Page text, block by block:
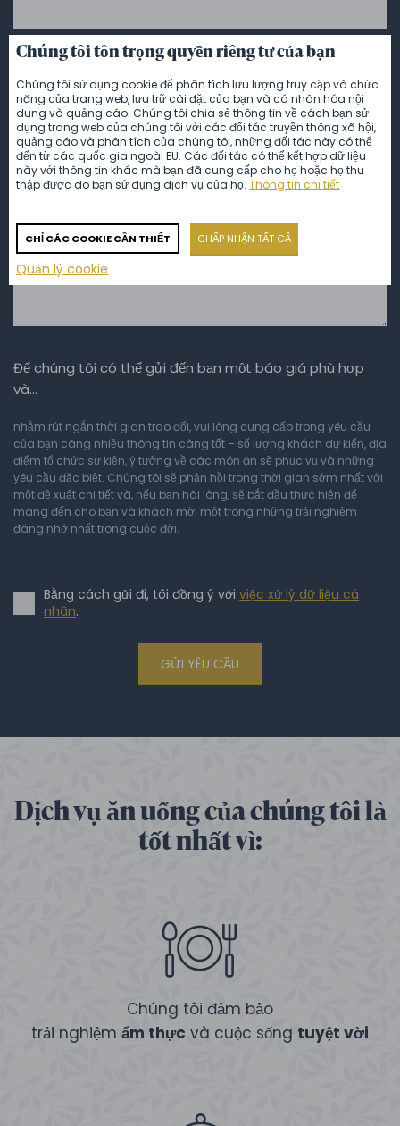
E-mail *
Tin nhắn *
Để chúng tôi có thể gửi đến bạn một báo giá phù hợp
và…
nhằm rút ngắn thời gian trao đổi, vui lòng cung cấp trong yêu cầu
của bạn càng nhiều thông tin càng tốt – số lượng khách dự kiến, địa
điểm tổ chức sự kiện, ý tưởng về các món ăn sẽ phục vụ và những
yêu cầu đặc biệt. Chúng tôi sẽ phản hồi trong thời gian sớm nhất với
một đề xuất chi tiết và, nếu bạn hài lòng, sẽ bắt đầu thực hiện để
mang đến cho bạn và khách mời một trong những trải nghiệm
đáng nhớ nhất trong cuộc đời.
Bằng cách gửi đi, tôi đồng ý vớiviệc xử lý dữ liệu cá
nhân.
GỬI YÊU CẦU
Dịch vụ ăn uống của chúng tôi là
tốt nhất vì:
Chúng tôi đảm bảo
trải nghiệm ẩm thực và cuộc sống tuyệt vời
Chúng tôi tôn trọng quyền riêng tư của bạn
Chúng tôi sử dụng cookie để phân tích lưu lượng truy cập và chức
năng của trang web, lưu trữ cài đặt của bạn và cá nhân hóa nội
dung và quảng cáo. Chúng tôi chia sẻ thông tin về cách bạn sử
dụng trang web của chúng tôi với các đối tác truyền thông xã hội,
quảng cáo và phân tích của chúng tôi, những đối tác này có thể
đến từ các quốc gia ngoài EU. Các đối tác có thể kết hợp dữ liệu
này với thông tin khác mà bạn đã cung cấp cho họ hoặc họ thu
thập được do bạn sử dụng dịch vụ của họ.Thông tin chi tiết
CHỈ CÁC COOKIE CẦN THIẾT CHẤP NHẬN TẤT CẢ
Quản lý cookie